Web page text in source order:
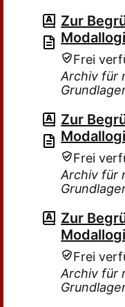
Zur
Frei
Archiv für
Zur
Frei
Archiv für
Zur
Frei
Archiv für